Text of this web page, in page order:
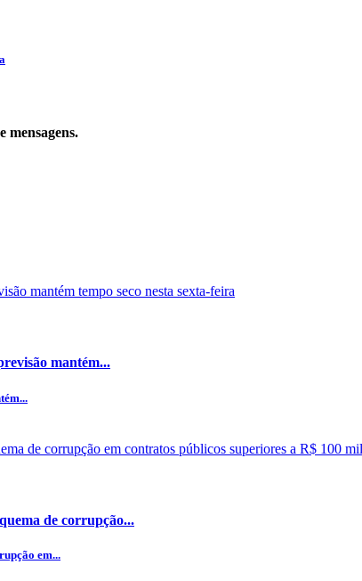
mensagens.
mantém...
de corrupção...
em...